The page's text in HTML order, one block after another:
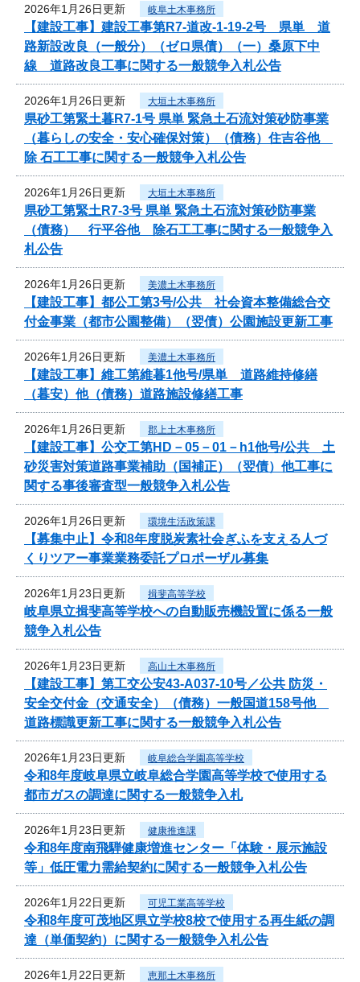
2026年1月26日更新 岐阜土木事務所
【建設工事】建設工事第R7-道改-1-19-2号 県単 道
路新設改良（一般分）（ゼロ県債）（一）桑原下中
線 道路改良工事に関する一般競争入札公告
2026年1月26日更新 大垣土木事務所
県砂工第緊土暮R7-1号 県単 緊急土石流対策砂防事業
（暮らしの安全・安心確保対策）（債務）住吉谷他
除 石工工事に関する一般競争入札公告
2026年1月26日更新 大垣土木事務所
県砂工第緊土R7-3号 県単 緊急土石流対策砂防事業
（債務） 行平谷他 除石工工事に関する一般競争入
札公告
2026年1月26日更新 美濃土木事務所
【建設工事】都公工第3号/公共 社会資本整備総合交
付金事業（都市公園整備）（翌債）公園施設更新工事
2026年1月26日更新 美濃土木事務所
【建設工事】維工第維暮1他号/県単 道路維持修繕
（暮安）他（債務）道路施設修繕工事
2026年1月26日更新 郡上土木事務所
【建設工事】公交工第HD－05－01－h1他号/公共 土
砂災害対策道路事業補助（国補正）（翌債）他工事に
関する事後審査型一般競争入札公告
2026年1月26日更新 環境生活政策課
【募集中止】令和8年度脱炭素社会ぎふを支える人づ
くりツアー事業業務委託プロポーザル募集
2026年1月23日更新 揖斐高等学校
岐阜県立揖斐高等学校への自動販売機設置に係る一般
競争入札公告
2026年1月23日更新 高山土木事務所
【建設工事】第工交公安43-A037-10号／公共 防災・
安全交付金（交通安全）（債務）一般国道158号他
道路標識更新工事に関する一般競争入札公告
2026年1月23日更新 岐阜総合学園高等学校
令和8年度岐阜県立岐阜総合学園高等学校で使用する
都市ガスの調達に関する一般競争入札
2026年1月23日更新 健康推進課
令和8年度南飛騨健康増進センター「体験・展示施設
等」低圧電力需給契約に関する一般競争入札公告
2026年1月22日更新 可児工業高等学校
令和8年度可茂地区県立学校8校で使用する再生紙の調
達（単価契約）に関する一般競争入札公告
2026年1月22日更新 恵那土木事務所